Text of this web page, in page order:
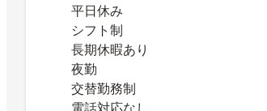
平日休み
シフト制
長期休暇あり
夜勤
交替勤務制